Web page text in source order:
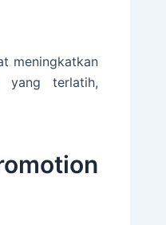
meningkatkan
yang terlatih,